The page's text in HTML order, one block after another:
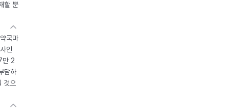
할 뿐
국마
인
만 2
담하
것으